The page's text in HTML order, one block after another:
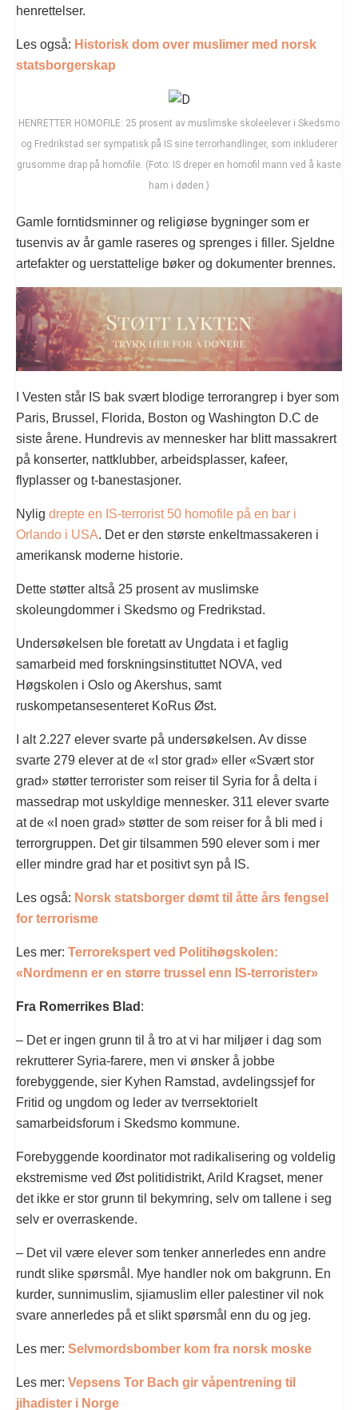
henrettelser.
Les også: Historisk dom over muslimer med norsk
statsborgerskap
HENRETTER HOMOFILE: 25 prosent av muslimske skoleelever i Skedsmo
og Fredrikstad ser sympatisk på IS sine terrorhandlinger, som inkluderer
grusomme drap på homofile. (Foto: IS dreper en homofil mann ved å kaste
ham i døden.)
Gamle forntidsminner og religiøse bygninger som er
tusenvis av år gamle raseres og sprenges i filler. Sjeldne
artefakter og uerstattelige bøker og dokumenter brennes.
I Vesten står IS bak svært blodige terrorangrep i byer som
Paris, Brussel, Florida, Boston og Washington D.C de
siste årene. Hundrevis av mennesker har blitt massakrert
på konserter, nattklubber, arbeidsplasser, kafeer,
flyplasser og t-banestasjoner.
Nylig drepte en IS-terrorist 50 homofile på en bar i
Orlando i USA. Det er den største enkeltmassakeren i
amerikansk moderne historie.
Dette støtter altså 25 prosent av muslimske
skoleungdommer i Skedsmo og Fredrikstad.
Undersøkelsen ble foretatt av Ungdata i et faglig
samarbeid med forskningsinstituttet NOVA, ved
Høgskolen i Oslo og Akershus, samt
ruskompetansesenteret KoRus Øst.
I alt 2.227 elever svarte på undersøkelsen. Av disse
svarte 279 elever at de «I stor grad» eller «Svært stor
grad» støtter terrorister som reiser til Syria for å delta i
massedrap mot uskyldige mennesker. 311 elever svarte
at de «I noen grad» støtter de som reiser for å bli med i
terrorgruppen. Det gir tilsammen 590 elever som i mer
eller mindre grad har et positivt syn på IS.
Les også: Norsk statsborger dømt til åtte års fengsel
for terrorisme
Les mer: Terrorekspert ved Politihøgskolen:
«Nordmenn er en større trussel enn IS-terrorister»
Fra Romerrikes Blad :
– Det er ingen grunn til å tro at vi har miljøer i dag som
rekrutterer Syria-farere, men vi ønsker å jobbe
forebyggende, sier Kyhen Ramstad, avdelingssjef for
Fritid og ungdom og leder av tverrsektorielt
samarbeidsforum i Skedsmo kommune.
Forebyggende koordinator mot radikalisering og voldelig
ekstremisme ved Øst politidistrikt, Arild Kragset, mener
det ikke er stor grunn til bekymring, selv om tallene i seg
selv er overraskende.
– Det vil være elever som tenker annerledes enn andre
rundt slike spørsmål. Mye handler nok om bakgrunn. En
kurder, sunnimuslim, sjiamuslim eller palestiner vil nok
svare annerledes på et slikt spørsmål enn du og jeg.
Les mer: Selvmordsbomber kom fra norsk moske
Les mer: Vepsens Tor Bach gir våpentrening til
jihadister i Norge